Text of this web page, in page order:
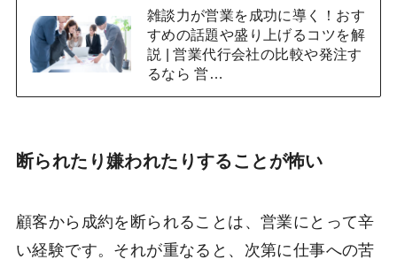
雑談力が営業を成功に導く！おす
すめの話題や盛り上げるコツを解
説 | 営業代行会社の比較や発注す
るなら 営…
断られたり嫌われたりすることが怖い
顧客から成約を断られることは、営業にとって辛
い経験です。それが重なると、次第に仕事への苦